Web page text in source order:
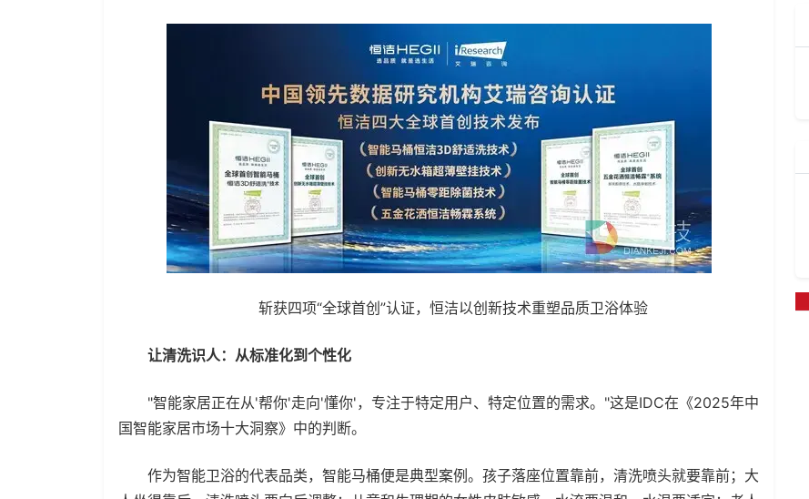
斩获四项“全球首创”认证，恒洁以创新技术重塑品质卫浴体验
让清洗识人：从标准化到个性化
"智能家居正在从'帮你'走向'懂你'，专注于特定用户、特定位置的需求。"这是IDC在《2025年中
国智能家居市场十大洞察》中的判断。
作为智能卫浴的代表品类，智能马桶便是典型案例。孩子落座位置靠前，清洗喷头就要靠前；大